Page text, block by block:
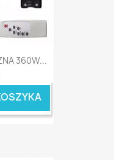
360W...